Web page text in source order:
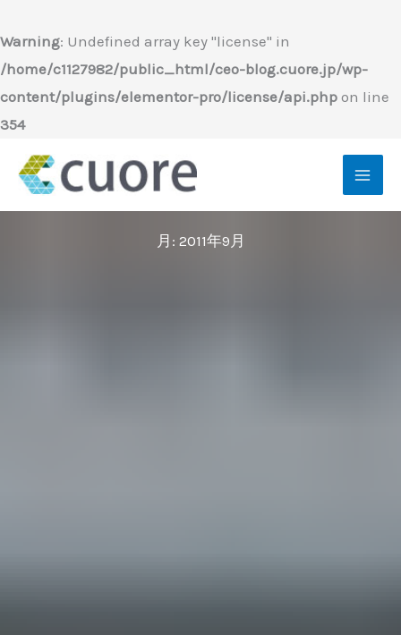
Warning: Undefined array key "license" in
/home/c1127982/public_html/ceo-blog.cuore.jp/wp-
content/plugins/elementor-pro/license/api.php on line
354
容
を
ス
キ
月: 2011年9月